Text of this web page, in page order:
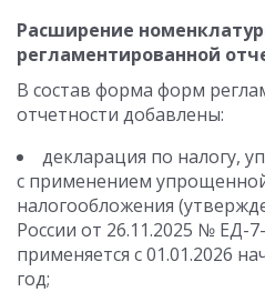
Расширение
регламентированной
В состав форма форм
отчетности добавлены:
декларация по налогу,
с применением
налогообложения
России от 26.11.2025 № ЕД-
применяется с 01.01.2026
год;